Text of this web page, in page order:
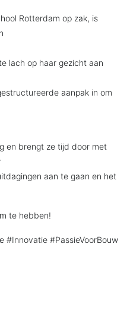
Rotterdam op zak, is
lach op haar gezicht aan
aanpak in om
en brengt ze tijd door met
aan te gaan en het
te hebben!
#Innovatie #PassieVoorBouw